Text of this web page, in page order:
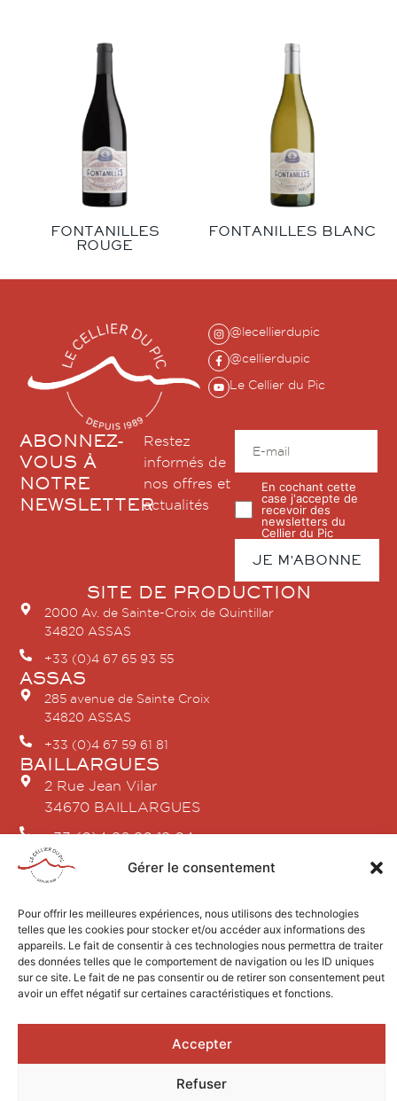
Gérer le consentement
Pour offrir les meilleures expériences, nous utilisons des technologies
telles que les cookies pour stocker et/ou accéder aux informations des
appareils. Le fait de consentir à ces technologies nous permettra de traiter
des données telles que le comportement de navigation ou les ID uniques
sur ce site. Le fait de ne pas consentir ou de retirer son consentement peut
avoir un effet négatif sur certaines caractéristiques et fonctions.
Accepter
Refuser
FONTANILLES
ROUGE
FONTANILLES BLANC
@lecellierdupic
@cellierdupic
Le Cellier du Pic
ABONNEZ-
VOUS À
NOTRE
NEWSLETTER
Restez
informés de
nos offres et
actualités
En cochant cette
case j'accepte de
recevoir des
newsletters du
Cellier du Pic
SITE DE PRODUCTION
2000 Av. de Sainte-Croix de Quintillar
34820 ASSAS
+33 (0)4 67 65 93 55
ASSAS
285 avenue de Sainte Croix
34820 ASSAS
+33 (0)4 67 59 61 81
BAILLARGUES
2 Rue Jean Vilar
34670 BAILLARGUES
+33 (0)4 86 80 18 04
SAINT-GELY-DU-FESC
2 avenue du Pic Saint Loup
+33 (0)4 67 84 21 96
Mentions légales
L’ABUS D’ALCOOL EST DANGEREUX POUR LA SANTÉ, À
2026 © Le Cellier du Pic
Design by AGENCEKARACTERE.FR